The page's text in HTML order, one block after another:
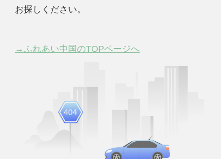
お探しください。
→ふれあい中国のTOPページへ